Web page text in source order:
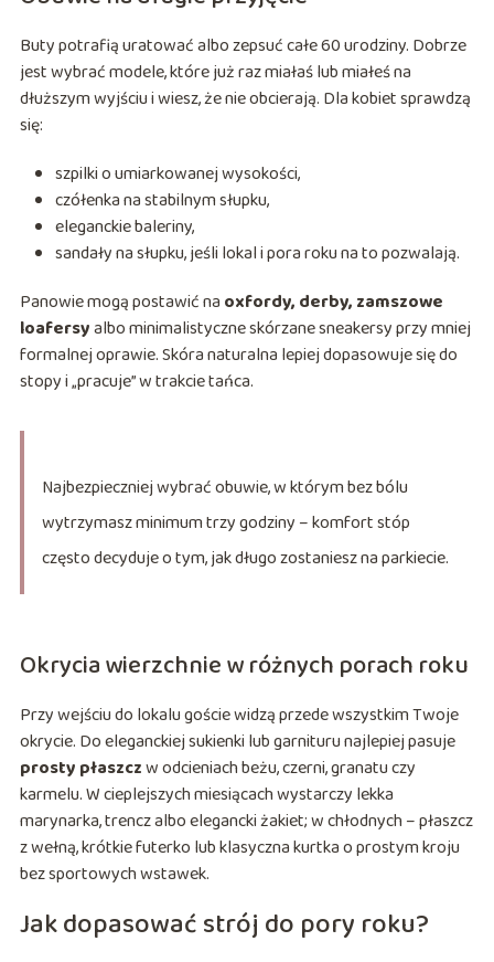
Buty potrafią uratować albo zepsuć całe 60 urodziny. Dobrze
jest wybrać modele, które już raz miałaś lub miałeś na
dłuższym wyjściu i wiesz, że nie obcierają. Dla kobiet sprawdzą
się:
szpilki o umiarkowanej wysokości,
czółenka na stabilnym słupku,
eleganckie baleriny,
sandały na słupku, jeśli lokal i pora roku na to pozwalają.
Panowie mogą postawić na oxfordy, derby, zamszowe
loafersyalbo minimalistyczne skórzane sneakersy przy mniej
formalnej oprawie. Skóra naturalna lepiej dopasowuje się do
stopy i „pracuje” w trakcie tańca.
Najbezpieczniej wybrać obuwie, w którym bez bólu
wytrzymasz minimum trzy godziny – komfort stóp
często decyduje o tym, jak długo zostaniesz na parkiecie.
Okrycia wierzchnie w różnych porach roku
Przy wejściu do lokalu goście widzą przede wszystkim Twoje
okrycie. Do eleganckiej sukienki lub garnituru najlepiej pasuje
prosty płaszczw odcieniach beżu, czerni, granatu czy
karmelu. W cieplejszych miesiącach wystarczy lekka
marynarka, trencz albo elegancki żakiet; w chłodnych – płaszcz
z wełną, krótkie futerko lub klasyczna kurtka o prostym kroju
bez sportowych wstawek.
Jak dopasować strój do pory roku?